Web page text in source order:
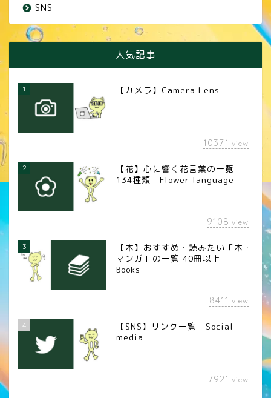
SNS
人気記事
1 【カメラ】Camera Lens
10371 view
2
【花】心に響く花言葉の一覧
134種類 Flower language
9108 view
3
【本】おすすめ・読みたい「本・
マンガ」の一覧 40冊以上
Books
8411 view
4
【SNS】リンク一覧 Social
media
7921 view